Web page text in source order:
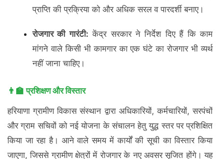
प्राप्ति की प्रक्रिया को और अधिक सरल व पारदर्शी बनाए।
रोजगार की गारंटी: केंद्र सरकार ने निर्देश दिए हैं कि काम
मांगने वाले किसी भी कामगार का एक घंटे का रोजगार भी व्यर्थ
नहीं जाना चाहिए।
👨‍🏫 प्रशिक्षण और विस्तार
हरियाणा ग्रामीण विकास संस्थान द्वारा अधिकारियों, कर्मचारियों, सरपंचों
और ग्राम सचिवों को नई योजना के संचालन हेतु युद्ध स्तर पर प्रशिक्षित
किया जा रहा है। आने वाले समय में कार्यों की सूची का विस्तार किया
जाएगा, जिससे ग्रामीण क्षेत्रों में रोजगार के नए अवसर सृजित होंगे। यह